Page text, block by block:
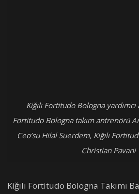
Kiğılı Fortitudo Bologna yardımcı
Fortitudo Bologna takım antrenörü
Ceo’su Hilal Suerdem, Kiğılı
Christian Pavani
Kiğılı Fortitudo Bologna Takımı